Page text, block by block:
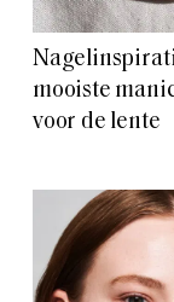
mooiste
voor de lente